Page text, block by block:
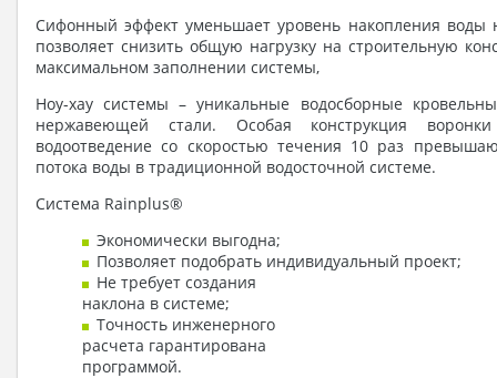
Сифонный эффект уменьшает уровень накопления воды
позволяет снизить общую нагрузку на строительную
максимальном заполнении системы,
Ноу-хау системы – уникальные водосборные
нержавеющей стали. Особая конструкция воронки
водоотведение со скоростью течения 10 раз
потока воды в традиционной водосточной системе.
Система Rainplus®
Экономически выгодна;
Позволяет подобрать индивидуальный проект;
Не требует создания
наклона в системе;
Точность инженерного
расчета гарантирована
программой.